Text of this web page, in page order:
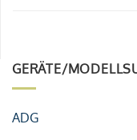
GERÄTE/
ADG